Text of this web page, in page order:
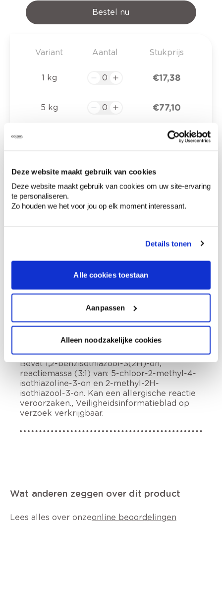
Deze website maakt gebruik van cookies
Deze website maakt gebruik van cookies om uw site-ervaring
te personaliseren.
Zo houden we het voor jou op elk moment interessant.
Details tonen
Alle cookies toestaan
Aanpassen
Alleen noodzakelijke cookies
Bestel nu
Variant Aantal Stukprijs
1 kg € 17,38
5 kg € 77,10
Voeg toe aan winkelmandje
Bezorgopties
Levering aan huis
Productomschrijving
Etiketinformatie
Bevat 1,2-benzisothiazool-3(2H)-on,
reactiemassa (3:1) van: 5-chloor-2-methyl-4-
isothiazoline-3-on en 2-methyl-2H-
isothiazool-3-on. Kan een allergische reactie
veroorzaken., Veiligheidsinformatieblad op
verzoek verkrijgbaar.
Wat anderen zeggen over dit product
Lees alles over onzeonline beoordelingen